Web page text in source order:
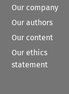
Our company
Our authors
Our content
Our ethics
statement